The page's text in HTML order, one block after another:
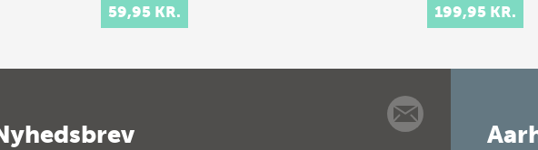
59,95 KR.
boghandlen er
en fast del a…
199,95 KR.